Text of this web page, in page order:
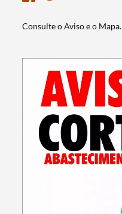
Consulte o Aviso e o Mapa.